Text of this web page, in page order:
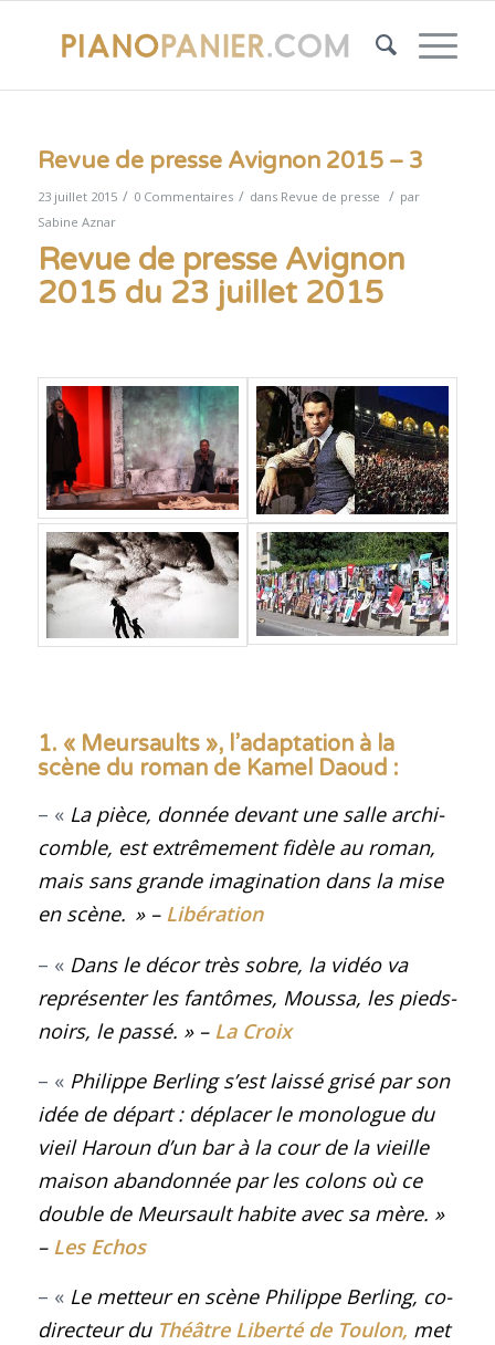
Revue de presse Avignon 2015 – 3
23 juillet 2015 / 0 Commentaires / dans Revue de presse / par
Sabine Aznar
Revue de presse Avignon
2015 du 23 juillet 2015
1. « Meursaults », l’adaptation à la
scène du roman de Kamel Daoud :
– « La pièce, donnée devant une salle archi-
comble, est extrêmement fidèle au roman,
mais sans grande imagination dans la mise
en scène. » – Libération
– « Dans le décor très sobre, la vidéo va
représenter les fantômes, Moussa, les pieds-
noirs, le passé. » – La Croix
– « Philippe Berling s’est laissé grisé par son
idée de départ : déplacer le monologue du
vieil Haroun d’un bar à la cour de la vieille
maison abandonnée par les colons où ce
double de Meursault habite avec sa mère. »
– Les Echos
– « Le metteur en scène Philippe Berling, co-
directeur du Théâtre Liberté de Toulon, met